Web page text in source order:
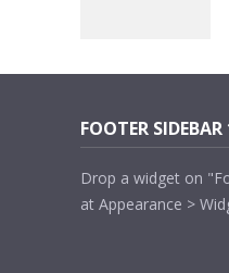
FOOTER SIDEBAR
Drop a widget on
at Appearance >